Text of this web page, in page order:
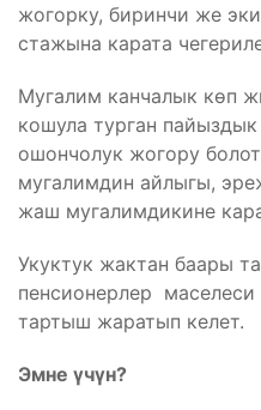
жогорку, биринчи же
стажына карата
Мугалим канчалык көп
кошула турган
ошончолук жогору
мугалимдин айлыгы,
жаш мугалимдикине
Укуктук жактан баары
пенсионерлер
тартыш жаратып келет.
Эмне үчүн?